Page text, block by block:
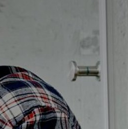
Våra varumärken